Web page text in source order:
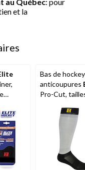
et la
Bas de hockey
anticoupures
Pro-Cut,